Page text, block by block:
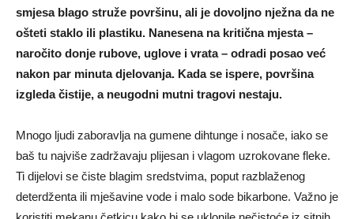
smjesa blago struže površinu, ali je dovoljno nježna da ne
ošteti staklo ili plastiku. Nanesena na kritična mjesta –
naročito donje rubove, uglove i vrata – odradi posao već
nakon par minuta djelovanja. Kada se ispere, površina
izgleda čistije, a neugodni mutni tragovi nestaju.
Mnogo ljudi zaboravlja na gumene dihtunge i nosače, iako se
baš tu najviše zadržavaju plijesan i vlagom uzrokovane fleke.
Ti dijelovi se čiste blagim sredstvima, poput razblaženog
deterdženta ili mješavine vode i malo sode bikarbone. Važno je